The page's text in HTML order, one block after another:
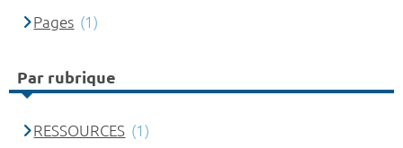
Pages (1)
Par rubrique
RESSOURCES (1)